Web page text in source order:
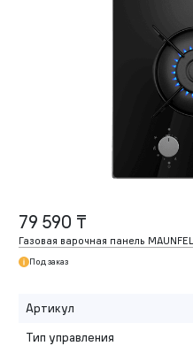
79 590 ₸
Газовая варочная панель
Под заказ
Артикул
Тип управления